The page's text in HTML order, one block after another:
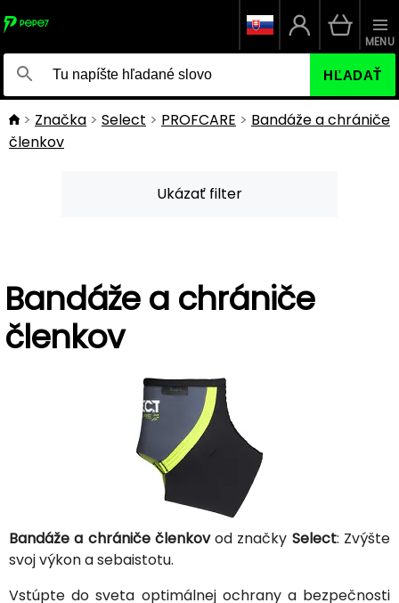
HĽADAŤ
MENU
Značka Select PROFCARE
Bandáže a chrániče
členkov
Ukázať filter
Bandáže a chrániče
členkov
Bandáže a chrániče členkovod značky Select: Zvýšte
svoj výkon a sebaistotu.
Vstúpte do sveta optimálnej ochrany a bezpečnosti